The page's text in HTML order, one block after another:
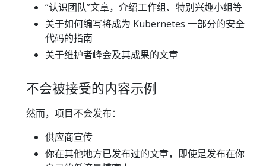
“认识团队”文章，介绍工作组、特别兴趣小组等
关于如何编写将成为 Kubernetes 一部分的安全
代码的指南
关于维护者峰会及其成果的文章
不会被接受的内容示例
然而，项目不会发布：
供应商宣传
你在其他地方已发布过的文章，即使是发布在你